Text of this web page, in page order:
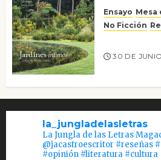
Ensayo Mesa
No Ficción
30 DE
la_jungladelasletras
La Jungla de las Letras
@jacastroescritor #reseñas
#opinión #literatura #cultura